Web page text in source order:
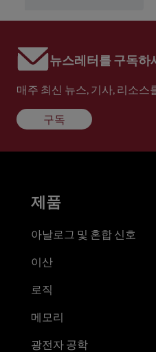
뉴스레터를 구독하
매주 최신 뉴스, 기사, 리소스
구독
제품
아날로그 및 혼합 신호
이산
로직
메모리
광전자 공학